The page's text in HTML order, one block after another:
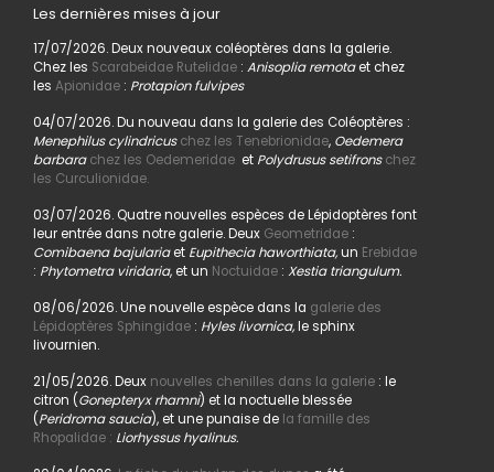
Les dernières mises à jour
17/07/2026. Deux nouveaux coléoptères dans la galerie.
Chez les Scarabeidae Rutelidae: Anisoplia remotaet chez
les Apionidae: Protapion fulvipes
04/07/2026. Du nouveau dans la galerie des Coléoptères :
Menephilus cylindricus chez les Tenebrionidae,Oedemera
barbara chez les Oedemeridaeet Polydrusus setifrons chez
les Curculionidae.
03/07/2026. Quatre nouvelles espèces de Lépidoptères font
leur entrée dans notre galerie. Deux Geometridae:
Comibaena bajulariaet Eupithecia haworthiata,un Erebidae
: Phytometra viridaria, et un Noctuidae: Xestia triangulum.
08/06/2026. Une nouvelle espèce dans la galerie des
Lépidoptères Sphingidae: Hyles livornica,le sphinx
livournien.
21/05/2026. Deux nouvelles chenilles dans la galerie : le
citron (Gonepteryx rhamni) et la noctuelle blessée
(Peridroma saucia), et une punaise dela famille des
Rhopalidae : Liorhyssus hyalinus.